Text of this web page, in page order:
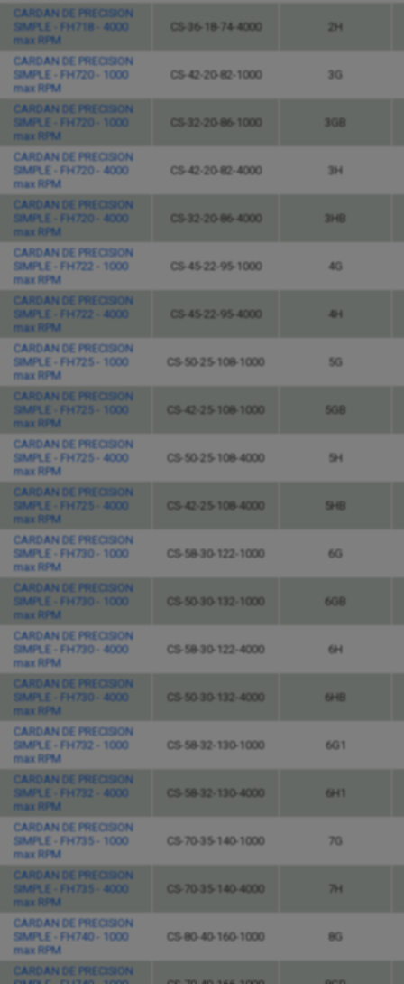
CARDAN DE PRECISION
SIMPLE - FH718 - 4000
max RPM
CS-36-18-74-4000 2H
CARDAN DE PRECISION
SIMPLE - FH720 - 1000
max RPM
CS-42-20-82-1000 3G
CARDAN DE PRECISION
SIMPLE - FH720 - 1000
max RPM
CS-32-20-86-1000 3GB
CARDAN DE PRECISION
SIMPLE - FH720 - 4000
max RPM
CS-42-20-82-4000 3H
CARDAN DE PRECISION
SIMPLE - FH720 - 4000
max RPM
CS-32-20-86-4000 3HB
CARDAN DE PRECISION
SIMPLE - FH722 - 1000
max RPM
CS-45-22-95-1000 4G
CARDAN DE PRECISION
SIMPLE - FH722 - 4000
max RPM
CS-45-22-95-4000 4H
CARDAN DE PRECISION
SIMPLE - FH725 - 1000
max RPM
CS-50-25-108-1000 5G
CARDAN DE PRECISION
SIMPLE - FH725 - 1000
max RPM
CS-42-25-108-1000 5GB
CARDAN DE PRECISION
SIMPLE - FH725 - 4000
max RPM
CS-50-25-108-4000 5H
CARDAN DE PRECISION
SIMPLE - FH725 - 4000
max RPM
CS-42-25-108-4000 5HB
CARDAN DE PRECISION
SIMPLE - FH730 - 1000
max RPM
CS-58-30-122-1000 6G
CARDAN DE PRECISION
SIMPLE - FH730 - 1000
max RPM
CS-50-30-132-1000 6GB
CARDAN DE PRECISION
SIMPLE - FH730 - 4000
max RPM
CS-58-30-122-4000 6H
CARDAN DE PRECISION
SIMPLE - FH730 - 4000
max RPM
CS-50-30-132-4000 6HB
CARDAN DE PRECISION
SIMPLE - FH732 - 1000
max RPM
CS-58-32-130-1000 6G1
CARDAN DE PRECISION
SIMPLE - FH732 - 4000
max RPM
CS-58-32-130-4000 6H1
CARDAN DE PRECISION
SIMPLE - FH735 - 1000
max RPM
CS-70-35-140-1000 7G
CARDAN DE PRECISION
SIMPLE - FH735 - 4000
max RPM
CS-70-35-140-4000 7H
CARDAN DE PRECISION
SIMPLE - FH740 - 1000
max RPM
CS-80-40-160-1000 8G
CARDAN DE PRECISION